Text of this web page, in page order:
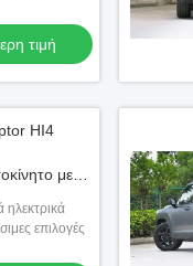
τιμή
HI4
με
ηλεκτρικά
επιλογές